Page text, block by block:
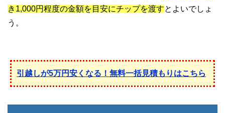
き1,000円程度の金額を目安にチップを渡すとよいでしょ
う。
引越しが5万円安くなる！無料一括見積もりはこちら